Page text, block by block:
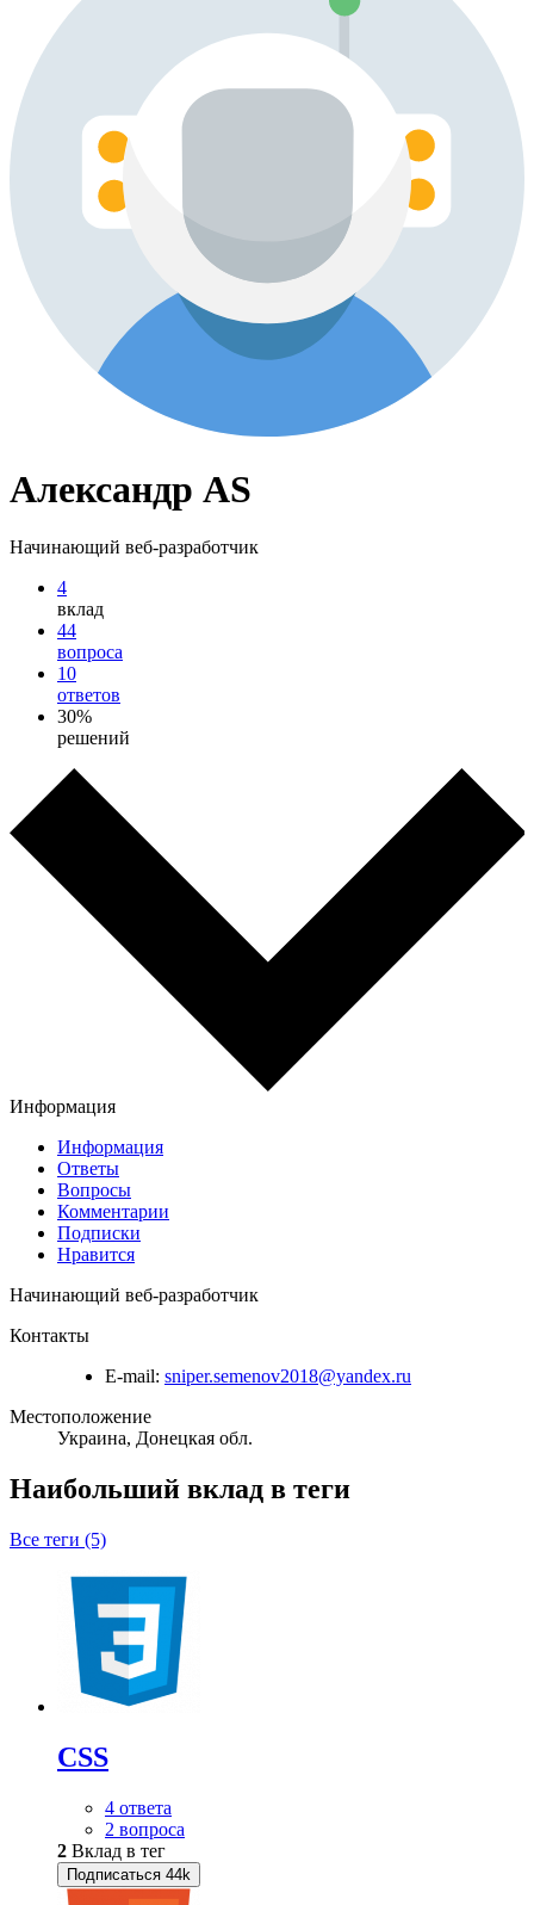
Александр AS
Начинающий веб-разработчик
4
вклад
44
вопроса
10
ответов
30%
решений
Информация
Информация
Ответы
Вопросы
Комментарии
Подписки
Нравится
Начинающий веб-разработчик
Контакты
E-mail: sniper.semenov2018@yandex.ru
Местоположение
Украина, Донецкая обл.
Наибольший вклад в теги
Все теги (5)
CSS
4 ответа
2 вопроса
2 Вклад в тег
Подписаться 44k